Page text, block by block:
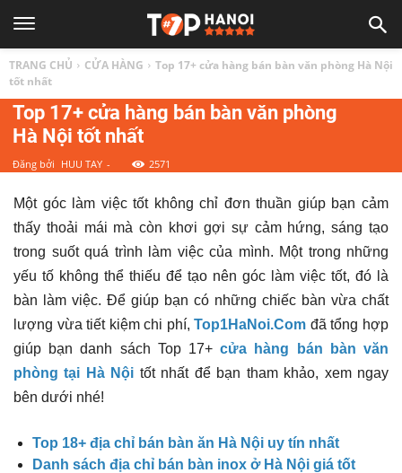
1
HÀ
Top
địa
điểm,
công
TRANG CHỦ CỬA HÀNG
Top 17+ cửa hàng bán bàn văn phòng Hà Nội
tốt nhất
Top 17+ cửa hàng bán bàn văn phòng
Hà Nội tốt nhất
Đăng bởi HUU TAY - 2571
Một góc làm việc tốt không chỉ đơn thuần giúp bạn cảm
thấy thoải mái mà còn khơi gợi sự cảm hứng, sáng tạo
trong suốt quá trình làm việc của mình. Một trong những
yếu tố không thể thiếu để tạo nên góc làm việc tốt, đó là
bàn làm việc. Để giúp bạn có những chiếc bàn vừa chất
lượng vừa tiết kiệm chi phí,Top1HaNoi.Com đã tổng hợp
giúp bạn danh sách Top 17+cửa hàng bán bàn văn
phòng tại Hà Nội tốt nhất để bạn tham khảo, xem ngay
bên dưới nhé!
Top 18+ địa chỉ bán bàn ăn Hà Nội uy tín nhất
Danh sách địa chỉ bán bàn inox ở Hà Nội giá tốt